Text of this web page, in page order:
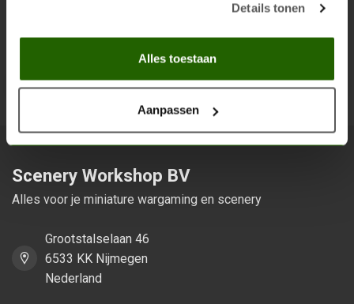
Details tonen
Alles toestaan
Aanpassen
Scenery Workshop BV
Alles voor je miniature wargaming en scenery
Grootstalselaan 46
6533 KK Nijmegen
Nederland